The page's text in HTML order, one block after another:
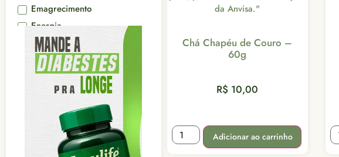
Emagrecimento
Energia
Estômago
Fígado
Fortificante
Imunidade
Trato Urinário
Chá Chapéu de Couro –
60g
R$ 10,00
Adicionar ao carrinho